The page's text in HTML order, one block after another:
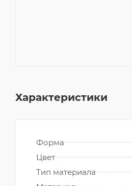
Характеристики
Форма
Цвет
Тип материала